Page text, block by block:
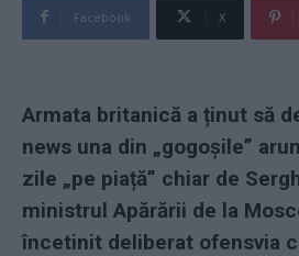
Facebook X
Armata britanică a ținut să
news una din „gogoșile”
zile „pe piață” chiar de
ministrul Apărării de la
încetinit deliberat ofensvia